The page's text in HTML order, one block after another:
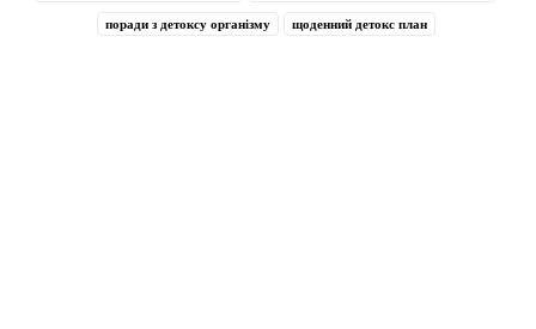
поради з детоксу організму щоденний детокс план